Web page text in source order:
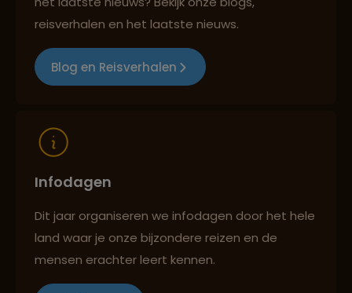
Reizen met oog voor mens, cultuur en milieu
reisverhalen en het laatste nieuws.
Blog en Reisverhalen
Infodagen
Dit jaar organiseren we infodagen door het hele
land waar je onze bijzondere reizen en de
mensen erachter leert kennen.